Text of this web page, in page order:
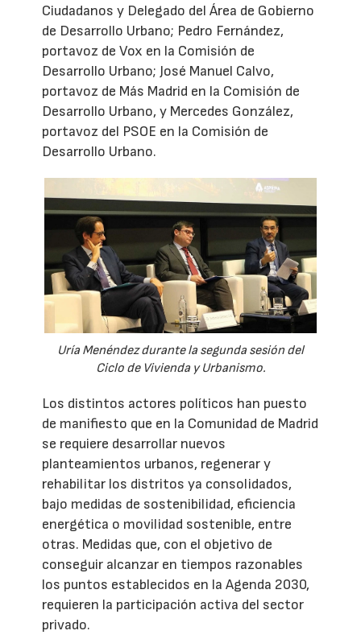
Ciudadanos y Delegado del Área de Gobierno
de Desarrollo Urbano; Pedro Fernández,
portavoz de Vox en la Comisión de
Desarrollo Urbano; José Manuel Calvo,
portavoz de Más Madrid en la Comisión de
Desarrollo Urbano, y Mercedes González,
portavoz del PSOE en la Comisión de
Desarrollo Urbano.
Uría Menéndez durante la segunda sesión del
Ciclo de Vivienda y Urbanismo.
Los distintos actores políticos han puesto
de manifiesto que en la Comunidad de Madrid
se requiere desarrollar nuevos
planteamientos urbanos, regenerar y
rehabilitar los distritos ya consolidados,
bajo medidas de sostenibilidad, eficiencia
energética o movilidad sostenible, entre
otras. Medidas que, con el objetivo de
conseguir alcanzar en tiempos razonables
los puntos establecidos en la Agenda 2030,
requieren la participación activa del sector
privado.